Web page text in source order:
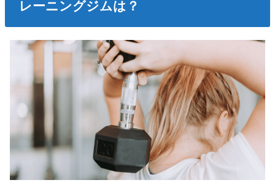
レーニングジムは？